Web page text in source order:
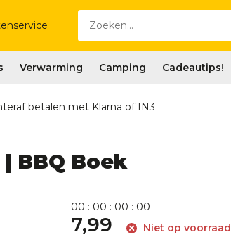
Verwarming Camping Cadeautips!
betalen met Klarna of IN3
BBQ Boek
00 : 00 : 00 : 00
7,99 Niet op voorraad